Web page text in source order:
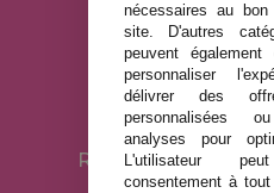
POLITIQUE DE
POLITIQUE
LIVRAISON
RETOURS / DROIT
nécessaires au
site. D'autres
peuvent
personnaliser
délivrer des
personnalisées
analyses pour
L'utilisateur
consentement à